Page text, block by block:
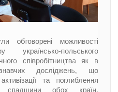
обговорені можливості
українсько-польського
співробітництва як в
досліджень, що
та поглиблення
спадщини обох країн,